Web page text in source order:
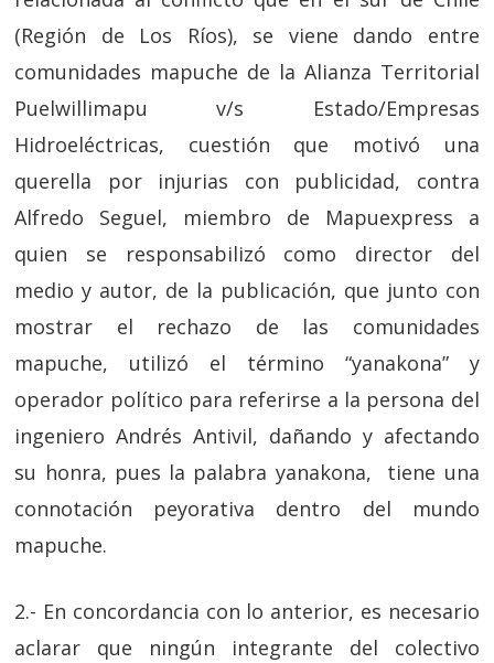
(Región de Los Ríos), se viene dando entre
comunidades mapuche de la Alianza Territorial
Puelwillimapu v/s Estado/Empresas
Hidroeléctricas, cuestión que motivó una
querella por injurias con publicidad, contra
Alfredo Seguel, miembro de Mapuexpress a
quien se responsabilizó como director del
medio y autor, de la publicación, que junto con
mostrar el rechazo de las comunidades
mapuche, utilizó el término “yanakona” y
operador político para referirse a la persona del
ingeniero Andrés Antivil, dañando y afectando
su honra, pues la palabra yanakona, tiene una
connotación peyorativa dentro del mundo
mapuche.
2.- En concordancia con lo anterior, es necesario
aclarar que ningún integrante del colectivo